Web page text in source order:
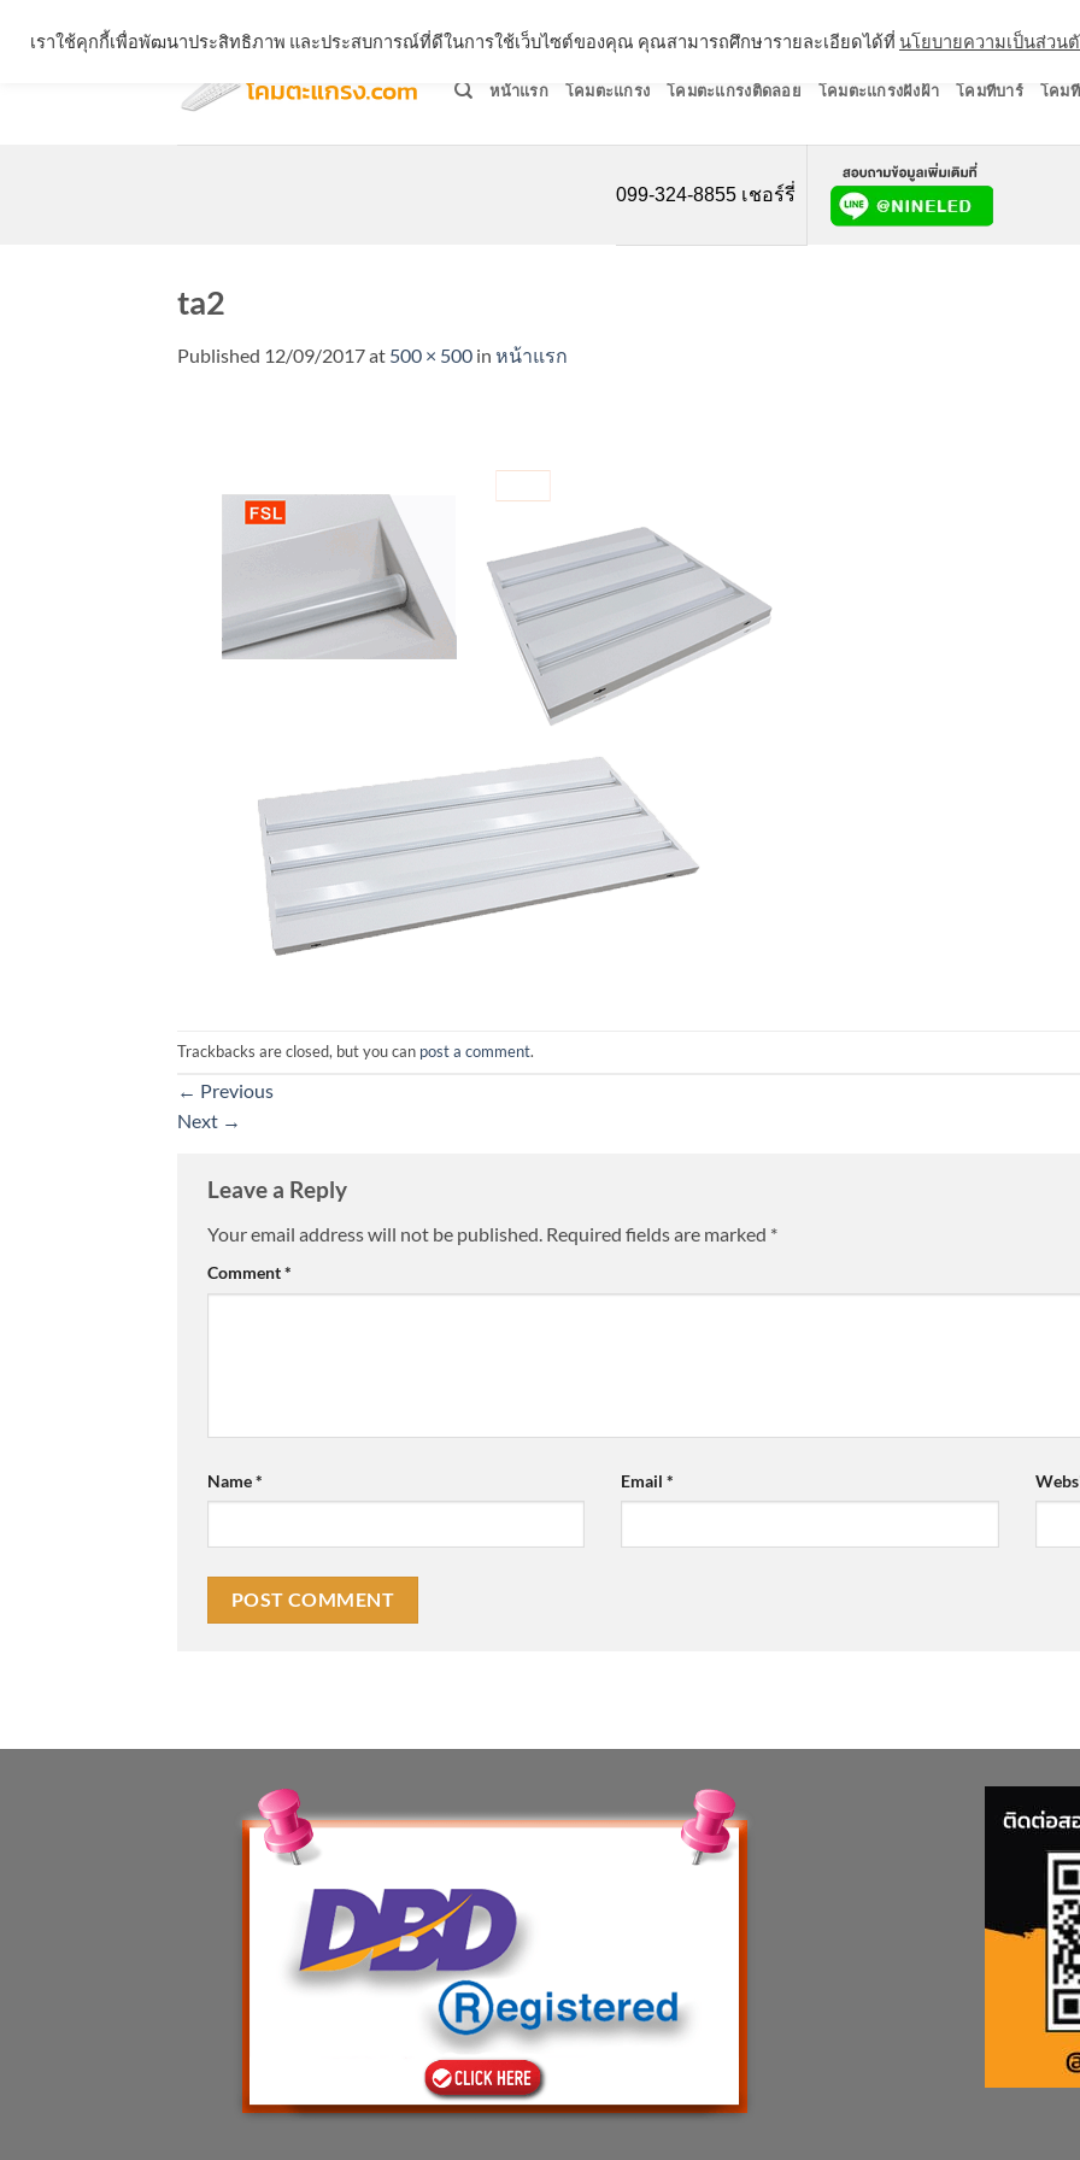
หน้าแรก โคมตะแกรง โคมตะแกรงติดลอย โคมตะแกรงฝังฝ้า โคมทีบาร์ โคม
099-324-8855 เชอร์รี่
ta2
Published 12/09/2017at 500 × 500 in หน้าแรก
Trackbacks are closed, but you can post a comment.
← Previous
Next →
Leave a Reply
Your email address will not be published. Required fields are marked *
Comment*
Name* Email*
เราใช้คุกกี้เพื่อพัฒนาประสิทธิภาพ และประสบการณ์ที่ดีในการใช้เว็บไซต์ของคุณ คุณสามารถศึกษารายละเอียดได้ที่ นโยบายความเป็นส่วน